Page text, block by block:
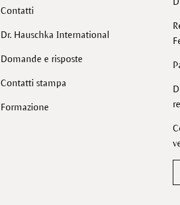
Contatti
Dr. Hauschka International
Domande e risposte
Contatti stampa
Formazione